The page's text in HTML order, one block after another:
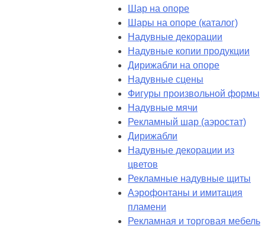
Шар на опоре
Шары на опоре (каталог)
Надувные декорации
Надувные копии продукции
Дирижабли на опоре
Надувные сцены
Фигуры произвольной формы
Надувные мячи
Рекламный шар (аэростат)
Дирижабли
Надувные декорации из
цветов
Рекламные надувные щиты
Аэрофонтаны и имитация
пламени
Рекламная и торговая мебель